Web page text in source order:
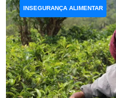
INSEGURANÇA ALIMENTAR